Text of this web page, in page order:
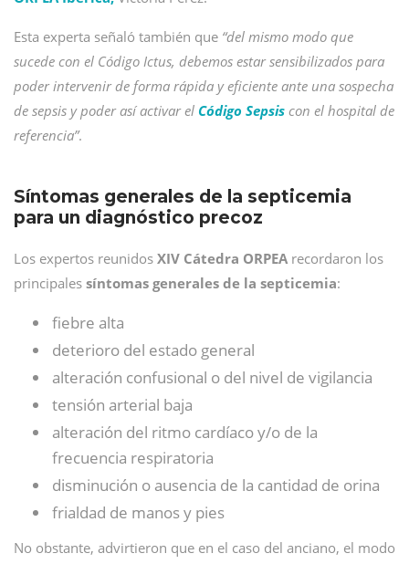
Esta experta señaló también que “del mismo modo que
sucede con el Código Ictus, debemos estar sensibilizados para
poder intervenir de forma rápida y eficiente ante una sospecha
de sepsis y poder así activar el Código Sepsis con el hospital de
referencia”.
Síntomas generales de la septicemia
para un diagnóstico precoz
Los expertos reunidos XIV Cátedra ORPEA recordaron los
principales síntomas generales de la septicemia:
fiebre alta
deterioro del estado general
alteración confusional o del nivel de vigilancia
tensión arterial baja
alteración del ritmo cardíaco y/o de la
frecuencia respiratoria
disminución o ausencia de la cantidad de orina
frialdad de manos y pies
No obstante, advirtieron que en el caso del anciano, el modo